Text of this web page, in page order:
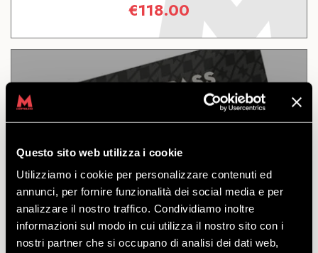
Questo sito web utilizza i cookie
Utilizziamo i cookie per personalizzare contenuti ed
annunci, per fornire funzionalità dei social media e per
analizzare il nostro traffico. Condividiamo inoltre
informazioni sul modo in cui utilizza il nostro sito con i
nostri partner che si occupano di analisi dei dati web,
€118.00
SCOPRI
Tre accessi al Bikepark di Mottolino, validi per sette